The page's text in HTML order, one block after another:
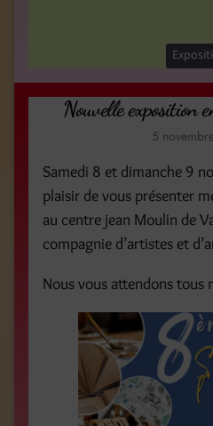
Nouvelle exposition
5
Samedi 8 et dimanche 9
plaisir de vous présenter
au centre jean Moulin de
compagnie d’artistes et
Nous vous attendons tous